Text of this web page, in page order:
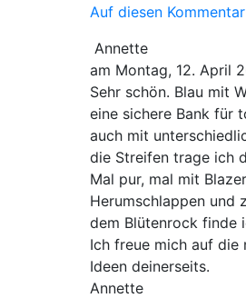
Auf diesen
Annette
am Montag, 12. April
Sehr schön. Blau mit
eine sichere Bank für
auch mit
die Streifen trage ich
Mal pur, mal mit
Herumschlappen und
dem Blütenrock finde
Ich freue mich auf die
Ideen deinerseits.
Annette